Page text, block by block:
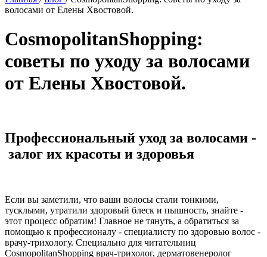
волосами от Елены Хвостовой.
CosmopolitanShopping:
советы по уходу за волосами
от Елены Хвостовой.
Профессиональный уход за волосами -
залог их красоты и здоровья
Если вы заметили, что ваши волосы стали тонкими,
тусклыми, утратили здоровый блеск и пышность, знайте -
этот процесс обратим! Главное не тянуть, а обратиться за
помощью к профессионалу - специалисту по здоровью волос -
врачу-трихологу. Специально для читательниц
CosmopolitanShopping врач-трихолог, дерматовенеролог